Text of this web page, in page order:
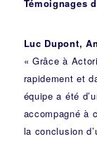
Témoignages
Luc Dupont,
« Grâce à
rapidement et
équipe a été
accompagné à
la conclusion